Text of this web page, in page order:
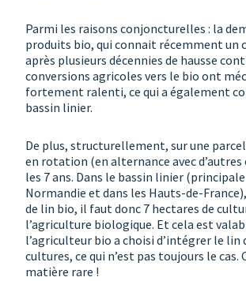
Parmi les raisons conjoncturelles : la
produits bio, qui connait récemment un
après plusieurs décennies de hausse
conversions agricoles vers le bio ont
fortement ralenti, ce qui a également
bassin linier.
De plus, structurellement, sur une
en rotation (en alternance avec
les 7 ans. Dans le bassin linier
Normandie et dans les Hauts-de-
de lin bio, il faut donc 7 hectares de
l’agriculture biologique. Et cela est
l’agriculteur bio a choisi d’intégrer le lin
cultures, ce qui n’est pas toujours le cas.
matière rare !